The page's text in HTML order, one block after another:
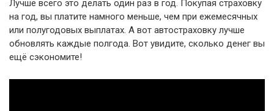
Лучше всего это делать один раз в год. Покупая страховку
на год, вы платите намного меньше, чем при ежемесячных
или полугодовых выплатах. А вот автостраховку лучше
обновлять каждые полгода. Вот увидите, сколько денег вы
ещё сэкономите!